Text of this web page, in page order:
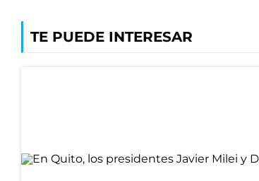
TE PUEDE INTERESAR